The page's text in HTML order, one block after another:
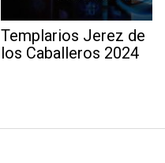
Templarios Jerez de
los Caballeros 2024